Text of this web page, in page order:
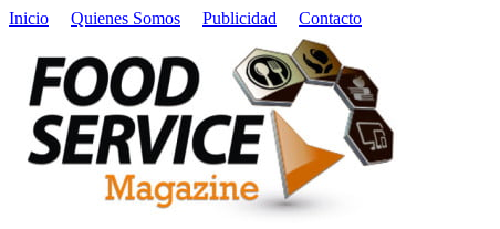
Inicio Quienes Somos Publicidad Contacto